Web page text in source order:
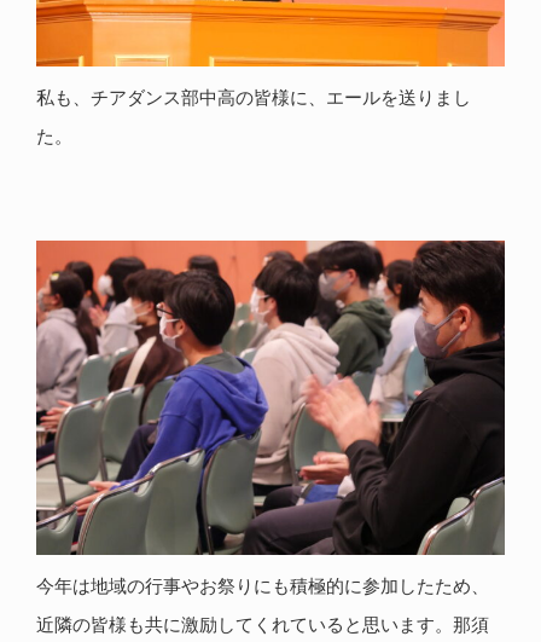
私も、チアダンス部中高の皆様に、エールを送りまし
た。
今年は地域の行事やお祭りにも積極的に参加したため、
近隣の皆様も共に激励してくれていると思います。那須